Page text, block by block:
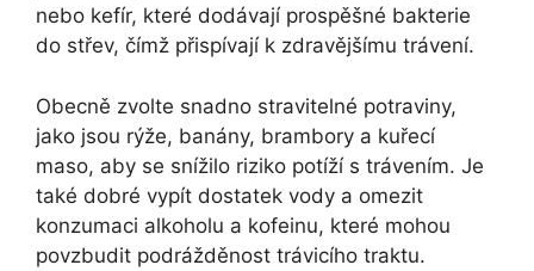
nebo kefír, které dodávají prospěšné bakterie
do střev, čímž přispívají k zdravějšímu trávení.
Obecně zvolte snadno stravitelné potraviny,
jako jsou rýže, banány, brambory a kuřecí
maso, aby se snížilo riziko potíží s trávením. Je
také dobré vypít dostatek vody a omezit
konzumaci alkoholu a kofeinu, které mohou
povzbudit podrážděnost trávicího traktu.